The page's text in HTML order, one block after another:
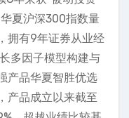
夏沪深300指数量
拥有9年证券从业经
多因子模型构建与
产品华夏智胜优选
产品成立以来截至